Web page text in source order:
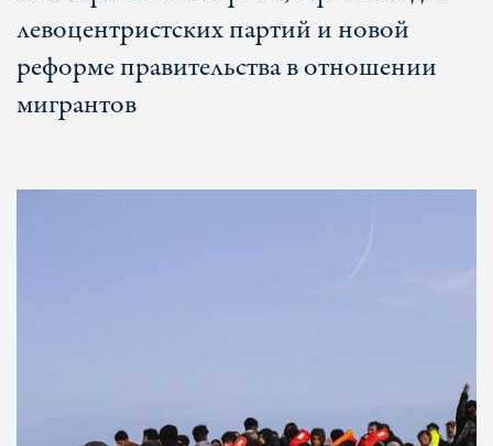
левоцентристских партий и новой
реформе правительства в отношении
мигрантов